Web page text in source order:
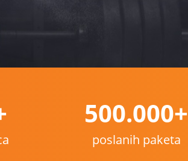
500.000+
poslanih paketa